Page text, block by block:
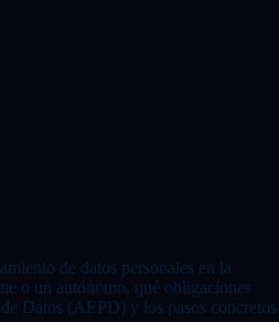
de datos personales en la
o un autónomo, qué obligaciones
Datos (AEPD) y los pasos concretos